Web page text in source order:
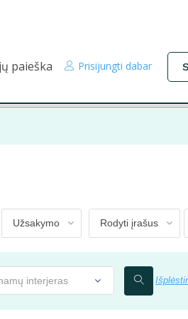
paieška Prisijungti dabar
interjeras